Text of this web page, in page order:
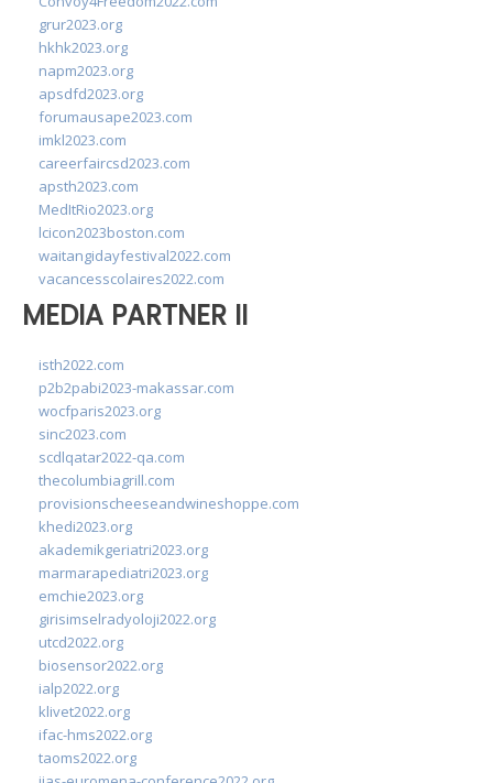
grur2023.org
hkhk2023.org
napm2023.org
apsdfd2023.org
forumausape2023.com
imkl2023.com
careerfaircsd2023.com
apsth2023.com
MedItRio2023.org
lcicon2023boston.com
waitangidayfestival2022.com
vacancesscolaires2022.com
MEDIA PARTNER II
isth2022.com
p2b2pabi2023-makassar.com
wocfparis2023.org
sinc2023.com
scdlqatar2022-qa.com
thecolumbiagrill.com
provisionscheeseandwineshoppe.com
khedi2023.org
akademikgeriatri2023.org
marmarapediatri2023.org
emchie2023.org
girisimselradyoloji2022.org
utcd2022.org
biosensor2022.org
ialp2022.org
klivet2022.org
ifac-hms2022.org
taoms2022.org